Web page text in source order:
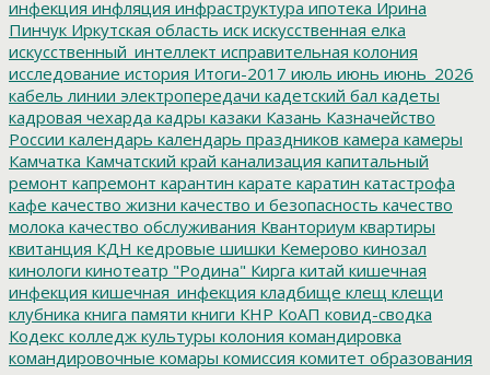
инфекция инфляция инфраструктура ипотека Ирина
Пинчук Иркутская область иск искусственная елка
искусственный_интеллект исправительная колония
исследование история Итоги-2017 июль июнь июнь_2026
кабель линии электропередачи кадетский бал кадеты
кадровая чехарда кадры казаки Казань Казначейство
России календарь календарь праздников камера камеры
Камчатка Камчатский край канализация капитальный
ремонт капремонт карантин карате каратин катастрофа
кафе качество жизни качество и безопасность качество
молока качество обслуживания Кванториум квартиры
квитанция КДН кедровые шишки Кемерово кинозал
кинологи кинотеатр "Родина" Кирга китай кишечная
инфекция кишечная_инфекция кладбище клещ клещи
клубника книга памяти книги КНР КоАП ковид-сводка
Кодекс колледж культуры колония командировка
командировочные комары комиссия комитет образования